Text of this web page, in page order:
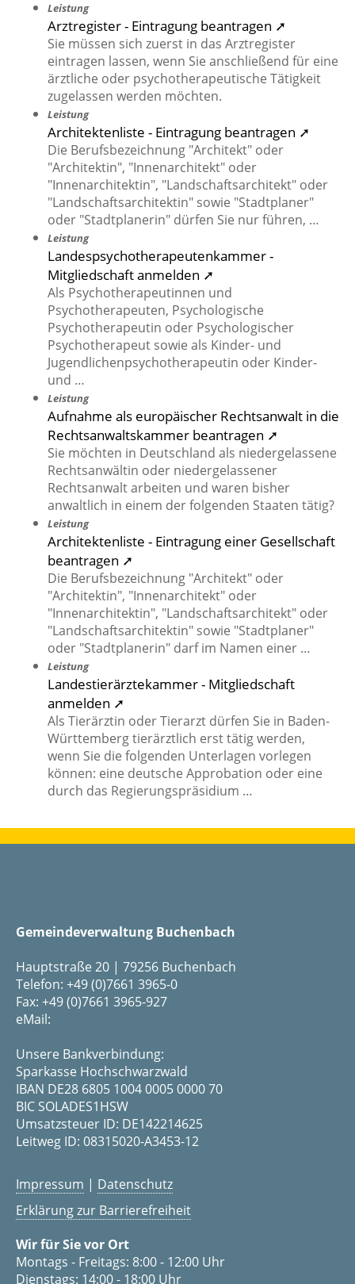
Leistung
Arztregister - Eintragung beantragen ➚
Sie müssen sich zuerst in das Arztregister
eintragen lassen, wenn Sie anschließend für eine
ärztliche oder psychotherapeutische Tätigkeit
zugelassen werden möchten.
Leistung
Architektenliste - Eintragung beantragen ➚
Die Berufsbezeichnung "Architekt" oder
"Architektin", "Innenarchitekt" oder
"Innenarchitektin", "Landschaftsarchitekt" oder
"Landschaftsarchitektin" sowie "Stadtplaner"
oder "Stadtplanerin" dürfen Sie nur führen, …
Leistung
Landespsychotherapeutenkammer -
Mitgliedschaft anmelden ➚
Als Psychotherapeutinnen und
Psychotherapeuten, Psychologische
Psychotherapeutin oder Psychologischer
Psychotherapeut sowie als Kinder- und
Jugendlichenpsychotherapeutin oder Kinder-
und …
Leistung
Aufnahme als europäischer Rechtsanwalt in die
Rechtsanwaltskammer beantragen ➚
Sie möchten in Deutschland als niedergelassene
Rechtsanwältin oder niedergelassener
Rechtsanwalt arbeiten und waren bisher
anwaltlich in einem der folgenden Staaten tätig?
Leistung
Architektenliste - Eintragung einer Gesellschaft
beantragen ➚
Die Berufsbezeichnung "Architekt" oder
"Architektin", "Innenarchitekt" oder
"Innenarchitektin", "Landschaftsarchitekt" oder
"Landschaftsarchitektin" sowie "Stadtplaner"
oder "Stadtplanerin" darf im Namen einer …
Leistung
Landestierärztekammer - Mitgliedschaft
anmelden ➚
Als Tierärztin oder Tierarzt dürfen Sie in Baden-
Württemberg tierärztlich erst tätig werden,
wenn Sie die folgenden Unterlagen vorlegen
können: eine deutsche Approbation oder eine
durch das Regierungspräsidium …
Gemeindeverwaltung Buchenbach
Hauptstraße 20 | 79256 Buchenbach
Telefon: +49 (0)7661 3965-0
Fax: +49 (0)7661 3965-927
eMail:
Unsere Bankverbindung:
Sparkasse Hochschwarzwald
IBAN DE28 6805 1004 0005 0000 70
BIC SOLADES1HSW
Umsatzsteuer ID: DE142214625
Leitweg ID: 08315020-A3453-12
Impressum | Datenschutz
Erklärung zur Barrierefreiheit
Wir für Sie vor Ort
Montags - Freitags: 8:00 - 12:00 Uhr
Dienstags: 14:00 - 18:00 Uhr